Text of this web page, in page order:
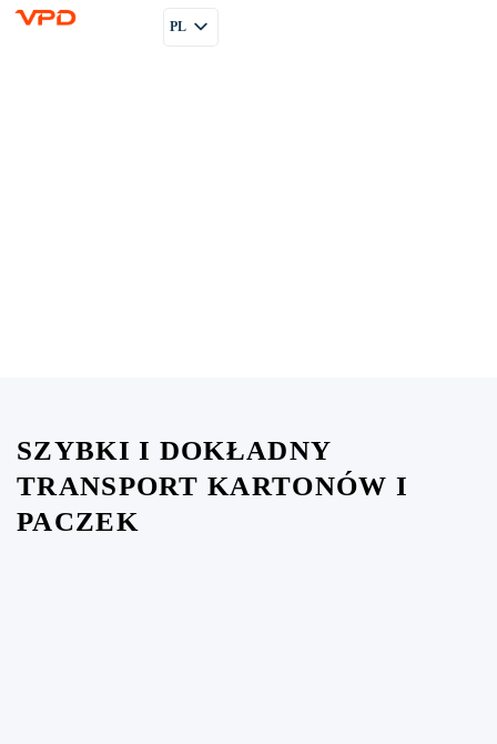
PL
SZYBKI I DOKŁADNY
TRANSPORT KARTONÓW I
PACZEK